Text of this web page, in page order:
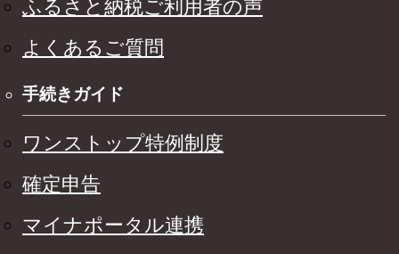
ふるさと納税ご利用者の声
よくあるご質問
手続きガイド
ワンストップ特例制度
確定申告
マイナポータル連携